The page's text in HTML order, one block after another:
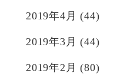
2019年4月 (44)
2019年3月 (44)
2019年2月 (80)